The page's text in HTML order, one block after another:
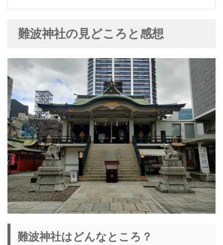
難波神社の見どころと感想
難波神社はどんなところ？